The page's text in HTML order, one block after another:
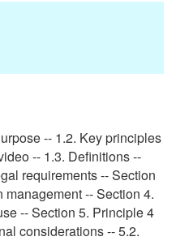
-- 1.2. Key principles
-- 1.3. Definitions --
requirements -- Section
-- Section 4.
-- Section 5. Principle 4
considerations -- 5.2.